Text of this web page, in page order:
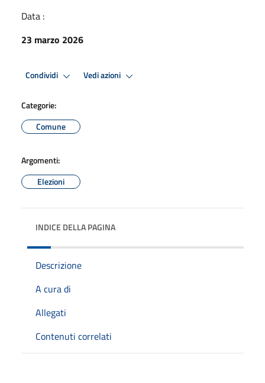
Data :
23 marzo 2026
Condividi Vedi azioni
Categorie:
Comune
Argomenti:
Elezioni
INDICE DELLA PAGINA
Descrizione
A cura di
Allegati
Contenuti correlati